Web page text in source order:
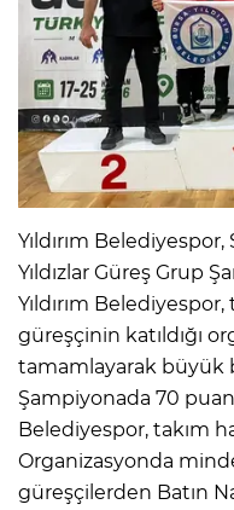
Yıldırım
Yıldızlar Güreş Grup
Yıldırım
güreşçinin katıldığı
tamamlayarak büyük
Şampiyonada 70 puan
Belediyespor, takım
Organizasyonda
güreşçilerden Batın